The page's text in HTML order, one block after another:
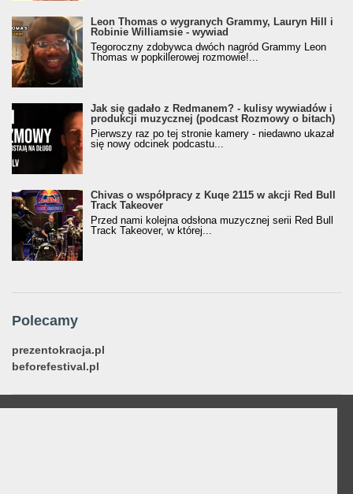
Leon Thomas o wygranych Grammy, Lauryn Hill i
Robinie Williamsie - wywiad
Tegoroczny zdobywca dwóch nagród Grammy Leon
Thomas w popkillerowej rozmowie!...
Jak się gadało z Redmanem? - kulisy wywiadów i
produkcji muzycznej (podcast Rozmowy o bitach)
Pierwszy raz po tej stronie kamery - niedawno ukazał
się nowy odcinek podcastu...
Chivas o współpracy z Kuqe 2115 w akcji Red Bull
Track Takeover
Przed nami kolejna odsłona muzycznej serii Red Bull
Track Takeover, w której...
Polecamy
prezentokracja.pl
beforefestival.pl